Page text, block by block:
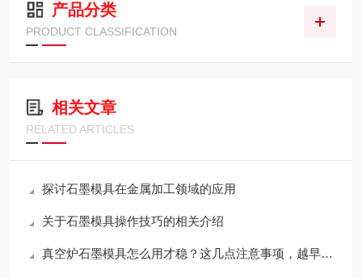
产品分类
PRODUCT CLASSIFICATION
相关文章
RELATED ARTICLES
探讨石墨模具在金属加工领域的应用
关于石墨模具操作技巧的相关介绍
真空炉石墨模具怎么用才稳？这几点注意事项，越早知道越省心